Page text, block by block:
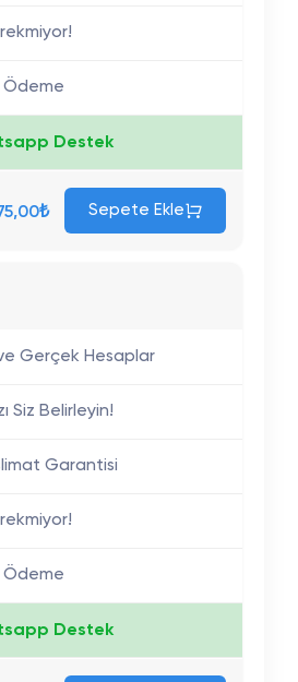
Ödeme
Destek
Sepete Ekle
Gerçek Hesaplar
Siz Belirleyin!
Garantisi
Ödeme
Destek